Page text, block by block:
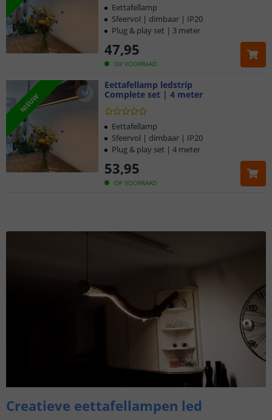
OP VOORRAAD
47,95
Eettafellamp
Sfeervol | dimbaar | IP20
Plug & play set | 3 meter
NIEUW
Eettafellamp ledstrip
Complete set | 4 meter
OP VOORRAAD
53,95
Eettafellamp
Sfeervol | dimbaar | IP20
Plug & play set | 4 meter
Creatieve eettafellampen led